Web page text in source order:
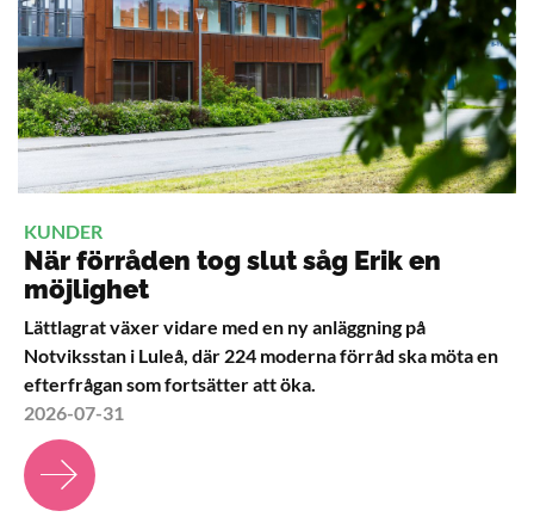
KUNDER
När förråden tog slut såg Erik en
möjlighet
Lättlagrat växer vidare med en ny anläggning på
Notviksstan i Luleå, där 224 moderna förråd ska möta en
efterfrågan som fortsätter att öka.
2026-07-31